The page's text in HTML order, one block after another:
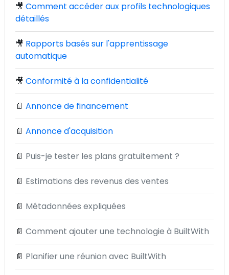
🎥 Comment accéder aux profils technologiques
détaillés
🎥 Rapports basés sur l'apprentissage
automatique
🎥 Conformité à la confidentialité
📄 Annonce de financement
📄 Annonce d'acquisition
📄 Puis-je tester les plans gratuitement ?
📄 Estimations des revenus des ventes
📄 Métadonnées expliquées
📄 Comment ajouter une technologie à BuiltWith
📄 Planifier une réunion avec BuiltWith